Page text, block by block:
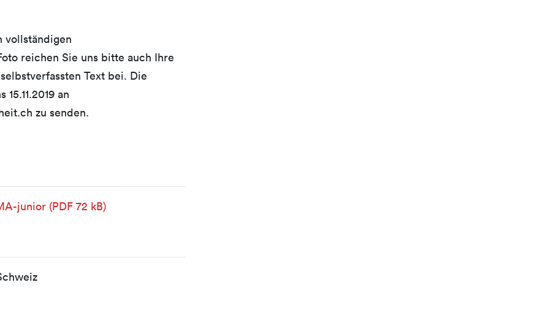
vollständigen
reichen Sie uns bitte auch Ihre
Text bei. Die
an
zu senden.
junior (PDF 72 kB)